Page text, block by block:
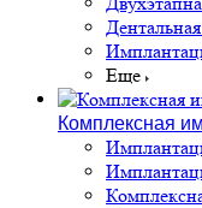
Еще
Комплексная